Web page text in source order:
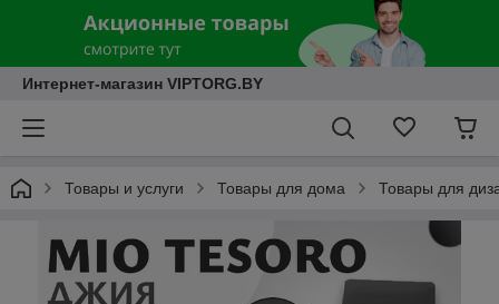
Интернет-магазин VIPTORG.BY
Товары и услуги Товары для дома Товары для